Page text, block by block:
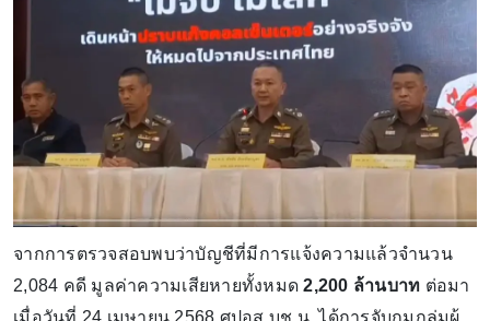
จากการตรวจสอบพบว่าบัญชีที่มีการแจ้งความแล้วจำนวน
2,084 คดี มูลค่าความเสียหายทั้งหมด2,200 ล้านบาท ต่อมา
เมื่อวันที่ 24 เมษายน 2568 ศปอส.บช.น. ได้การจับกุมกลุ่มผู้